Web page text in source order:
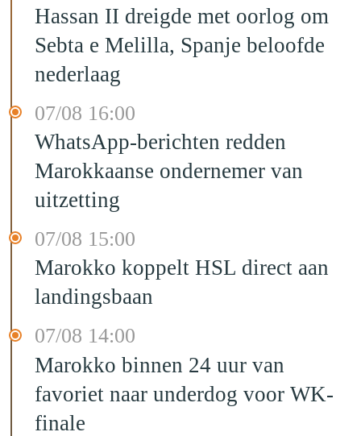
Hassan II dreigde met oorlog om
Sebta e Melilla, Spanje beloofde
nederlaag
07/08 16:00
WhatsApp-berichten redden
Marokkaanse ondernemer van
uitzetting
07/08 15:00
Marokko koppelt HSL direct aan
landingsbaan
07/08 14:00
Marokko binnen 24 uur van
favoriet naar underdog voor WK-
finale